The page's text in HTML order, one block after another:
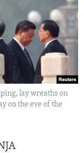
lay wreaths on
on the eve of the